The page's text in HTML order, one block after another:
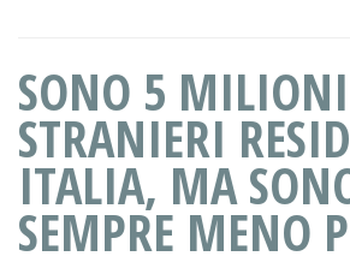
SONO 5
STRANIERI
ITALIA, MA
SEMPRE MENO